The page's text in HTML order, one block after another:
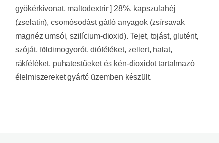
gyökérkivonat, maltodextrin] 28%, kapszulahéj
(zselatin), csomósodást gátló anyagok (zsírsavak
magnéziumsói, szilícium-dioxid). Tejet, tojást, glutént,
szóját, földimogyorót, dióféléket, zellert, halat,
rákféléket, puhatestűeket és kén-dioxidot tartalmazó
élelmiszereket gyártó üzemben készült.